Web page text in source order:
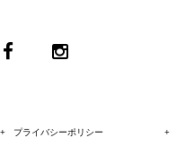
プライバシーポリシー